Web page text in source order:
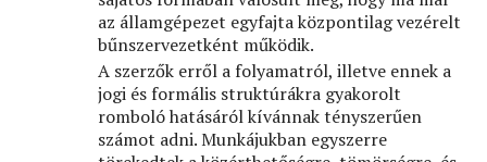
az államgépezet egyfajta központilag vezérelt
bűnszervezetként működik.
A szerzők erről a folyamatról, illetve ennek a
jogi és formális struktúrákra gyakorolt
romboló hatásáról kívánnak tényszerűen
számot adni. Munkájukban egyszerre